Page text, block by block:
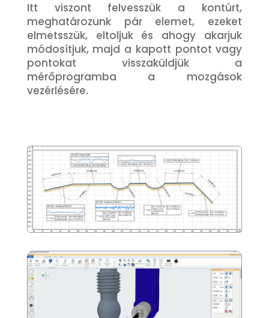
Itt viszont felvesszük a kontúrt,
meghatározunk pár elemet, ezeket
elmetsszük, eltoljuk és ahogy akarjuk
módosítjuk, majd a kapott pontot vagy
pontokat visszaküldjük a
mérőprogramba a mozgások
vezérlésére.